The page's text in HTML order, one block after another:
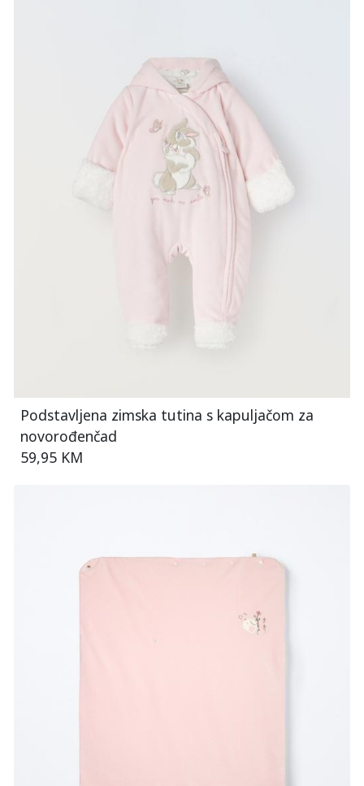
Podstavljena zimska tutina s kapuljačom za
novorođenčad
59,95 KM